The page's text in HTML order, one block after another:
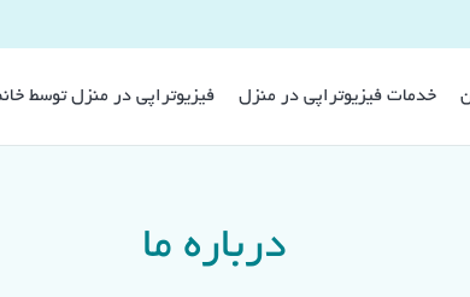
خدمات فیزیوتراپی در منزل فیزیوتراپی در منزل توسط
درباره ما